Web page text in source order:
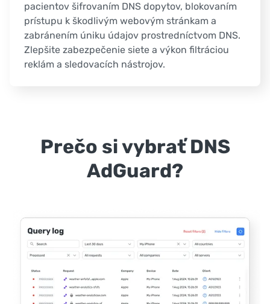
pacientov šifrovaním DNS dopytov, blokovaním
prístupu k škodlivým webovým stránkam a
zabránením úniku údajov prostredníctvom DNS.
Zlepšite zabezpečenie siete a výkon filtráciou
reklám a sledovacích nástrojov.
Prečo si vybrať DNS
AdGuard?